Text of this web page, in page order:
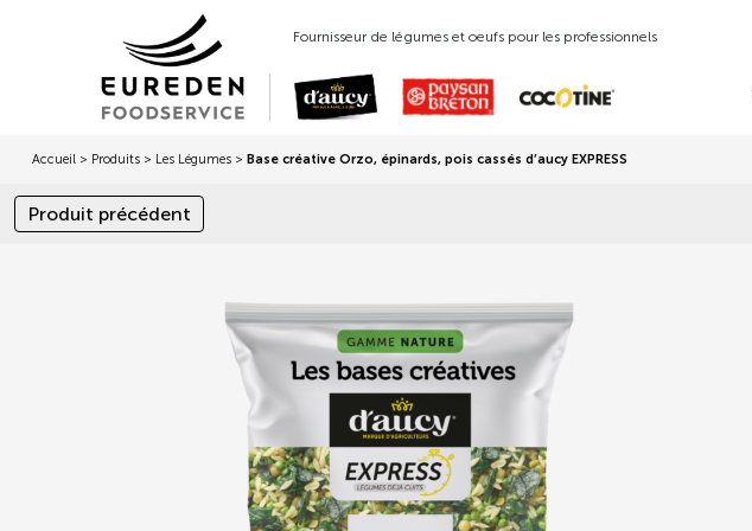
Fournisseur de légumes et oeufs pour les professionnels
Accueil > Produits > Les Légumes > Base créative Orzo, épinards, pois cassés d’aucy EXPRESS
Produit précédent